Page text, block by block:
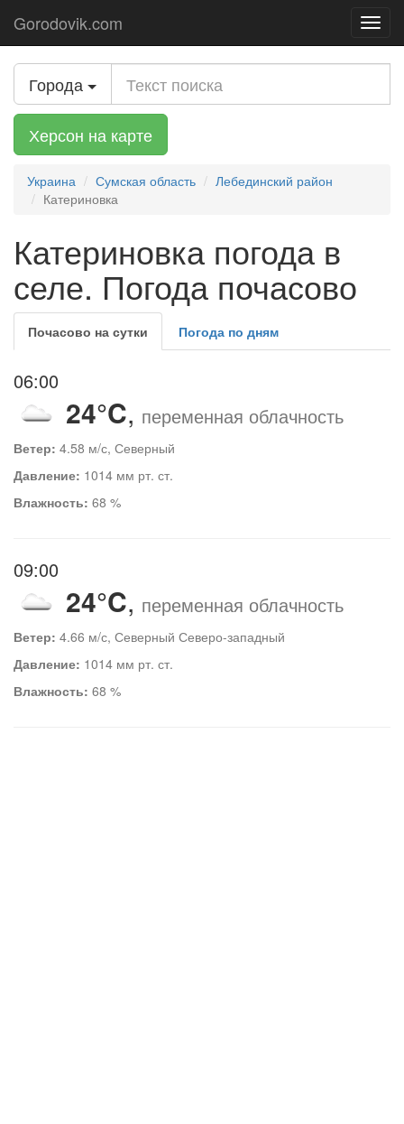
Gorodovik.com
Города
Херсон на карте
Украина Сумская область
Лебединский район
Катериновка
Катериновка погода в
селе. Погода почасово
Почасово на сутки Погода по дням
06:00
24°C, переменная облачность
Ветер: 4.58 м/с, Северный
Давление: 1014 мм рт. ст.
Влажность: 68 %
09:00
24°C, переменная облачность
Ветер: 4.66 м/с, Северный Северо-западный
Давление: 1014 мм рт. ст.
Влажность: 68 %